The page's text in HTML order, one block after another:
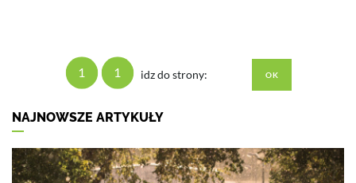
1 1 idz do strony:
NAJNOWSZE ARTYKUŁY